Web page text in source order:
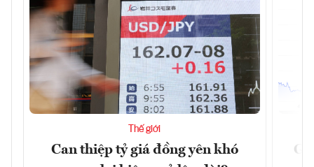
Thế giới
Can thiệp tỷ giá đồng yên khó